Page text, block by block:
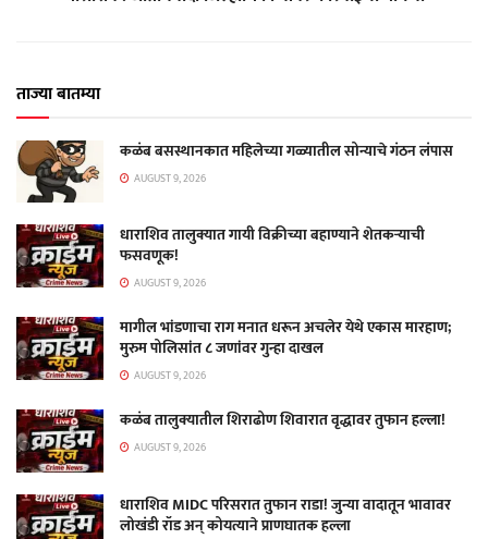
ताज्या बातम्या
कळंब बसस्थानकात महिलेच्या गळ्यातील सोन्याचे गंठन लंपास
AUGUST 9, 2026
धाराशिव तालुक्यात गायी विक्रीच्या बहाण्याने शेतकऱ्याची
फसवणूक!
AUGUST 9, 2026
मागील भांडणाचा राग मनात धरून अचलेर येथे एकास मारहाण;
मुरुम पोलिसांत ८ जणांवर गुन्हा दाखल
AUGUST 9, 2026
कळंब तालुक्यातील शिराढोण शिवारात वृद्धावर तुफान हल्ला!
AUGUST 9, 2026
धाराशिव MIDC परिसरात तुफान राडा! जुन्या वादातून भावावर
लोखंडी रॉड अन् कोयत्याने प्राणघातक हल्ला